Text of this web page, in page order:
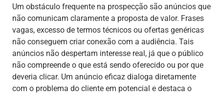
Um obstáculo frequente na prospecção são anúncios que
não comunicam claramente a proposta de valor. Frases
vagas, excesso de termos técnicos ou ofertas genéricas
não conseguem criar conexão com a audiência. Tais
anúncios não despertam interesse real, já que o público
não compreende o que está sendo oferecido ou por que
deveria clicar. Um anúncio eficaz dialoga diretamente
com o problema do cliente em potencial e destaca o